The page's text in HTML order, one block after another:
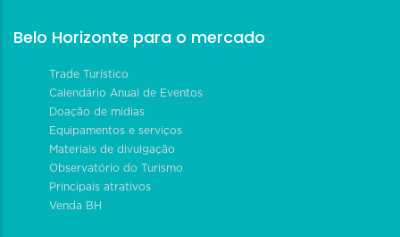
Belo Horizonte para o mercado
Trade Turístico
Calendário Anual de Eventos
Doação de mídias
Equipamentos e serviços
Materiais de divulgação
Observatório do Turismo
Principais atrativos
Venda BH